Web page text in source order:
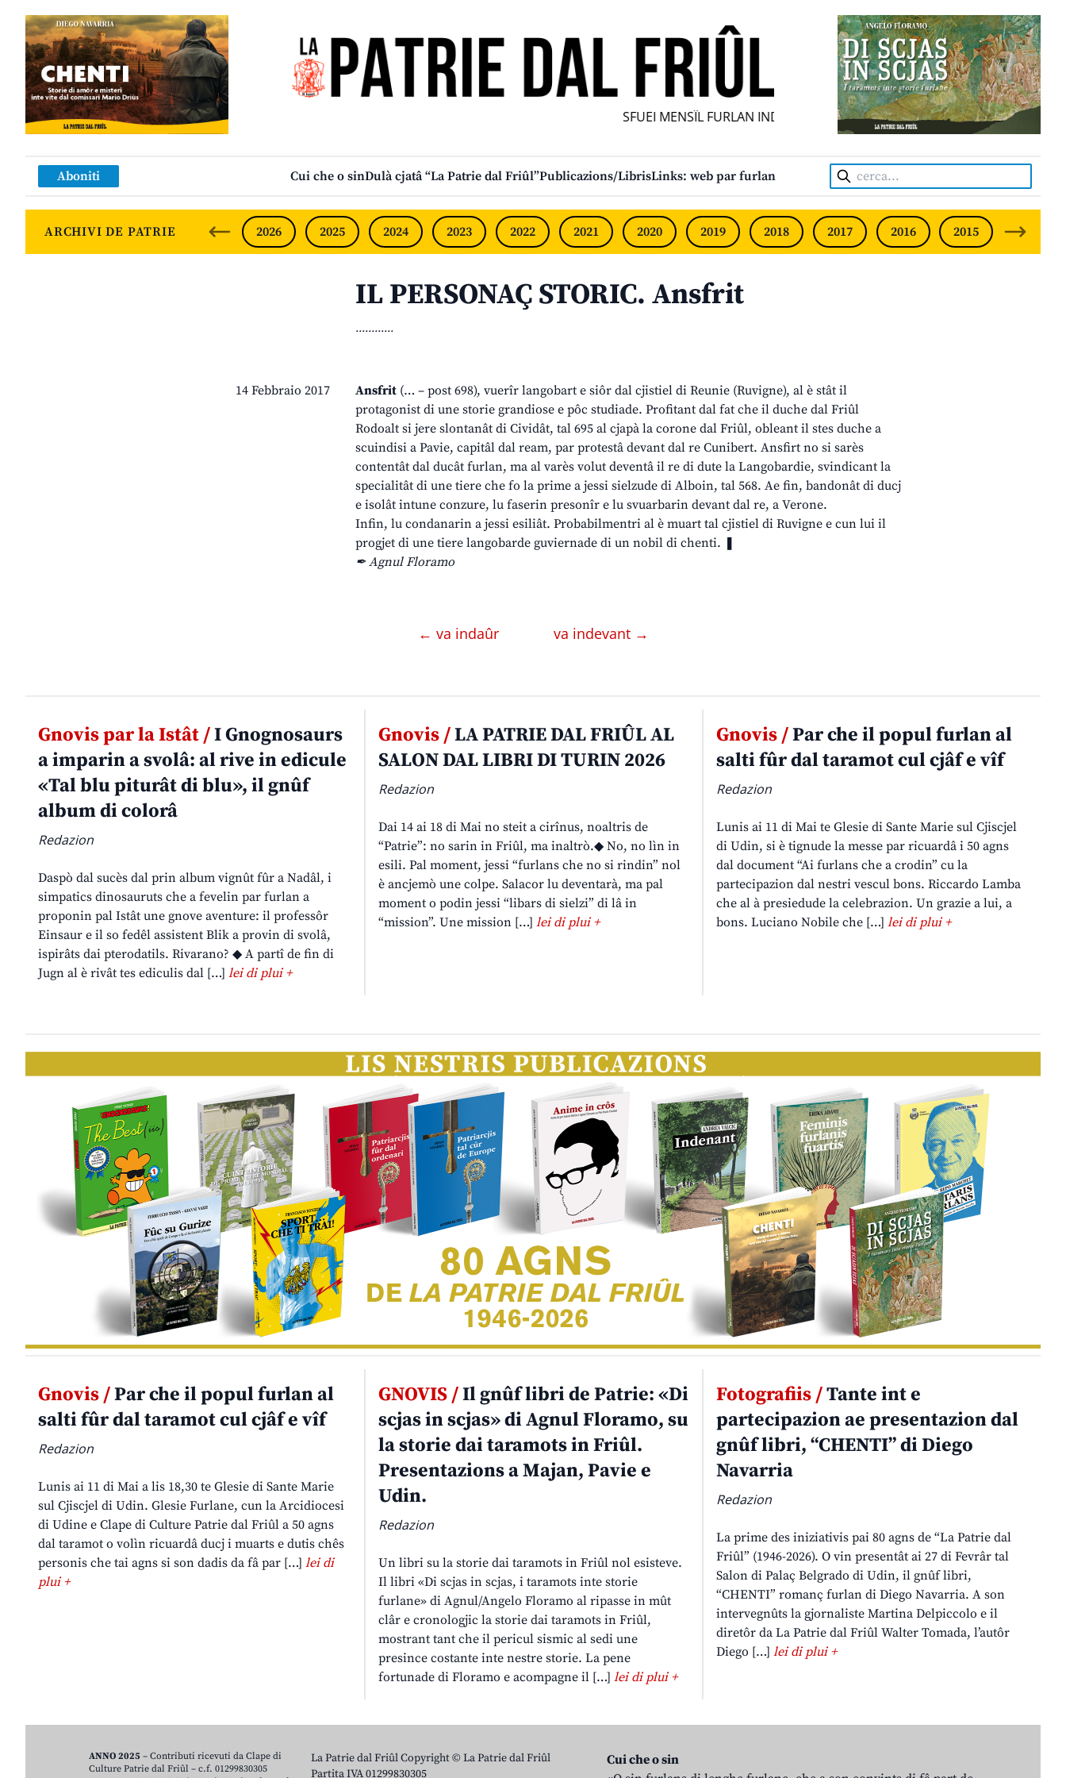
SFUEI MENSÎL FURLAN INDIPENDENT • INDEPENDENT FRIULIAN MONTHLY
Aboniti Cui che o sinDulà cjatâ “La Patrie dal Friûl”Publicazions/LibrisLinks: web par furlan Cerca:
ARCHIVI DE PATRIE 2026 2025 2024 2023 2022 2021 2020 2019 2018 2017 2016 2015 2014
IL PERSONAÇ STORIC. Ansfrit
............
14 Febbraio 2017 Ansfrit (… – post 698), vuerîr langobart e siôr dal cjistiel di Reunie (Ruvigne), al è stât il
protagonist di une storie grandiose e pôc studiade. Profitant dal fat che il duche dal Friûl
Rodoalt si jere slontanât di Cividât, tal 695 al cjapà la corone dal Friûl, obleant il stes duche a
scuindisi a Pavie, capitâl dal ream, par protestâ devant dal re Cunibert. Ansfirt no si sarès
contentât dal ducât furlan, ma al varès volut deventâ il re di dute la Langobardie, svindicant la
specialitât di une tiere che fo la prime a jessi sielzude di Alboin, tal 568. Ae fin, bandonât di ducj
e isolât intune conzure, lu faserin presonîr e lu svuarbarin devant dal re, a Verone.
Infin, lu condanarin a jessi esiliât. Probabilmentri al è muart tal cjistiel di Ruvigne e cun lui il
progjet di une tiere langobarde guviernade di un nobil di chenti. ❚
✒ Agnul Floramo
← va indaûr va indevant →
Gnovis par la Istât /I Gnognosaurs
a imparin a svolâ: al rive in edicule
«Tal blu piturât di blu», il gnûf
album di colorâ
Redazion
Daspò dal sucès dal prin album vignût fûr a Nadâl, i
simpatics dinosauruts che a fevelin par furlan a
proponin pal Istât une gnove aventure: il professôr
Einsaur e il so fedêl assistent Blik a provin di svolâ,
ispirâts dai pterodatils. Rivarano? ◆ A partî de fin di
Jugn al è rivât tes ediculis dal […] lei di plui +
Gnovis /LA PATRIE DAL FRIÛL AL
SALON DAL LIBRI DI TURIN 2026
Redazion
Dai 14 ai 18 di Mai no steit a cirînus, noaltris de
“Patrie”: no sarin in Friûl, ma inaltrò.◆ No, no lìn in
esili. Pal moment, jessi “furlans che no si rindin” nol
è ancjemò une colpe. Salacor lu deventarà, ma pal
moment o podin jessi “libars di sielzi” di lâ in
“mission”. Une mission […] lei di plui +
Gnovis /Par che il popul furlan al
salti fûr dal taramot cul cjâf e vîf
Redazion
Lunis ai 11 di Mai te Glesie di Sante Marie sul Cjiscjel
di Udin, si è tignude la messe par ricuardâ i 50 agns
dal document “Ai furlans che a crodin” cu la
partecipazion dal nestri vescul bons. Riccardo Lamba
che al à presiedude la celebrazion. Un grazie a lui, a
bons. Luciano Nobile che […]lei di plui +
Gnovis /Par che il popul furlan al
salti fûr dal taramot cul cjâf e vîf
Redazion
Lunis ai 11 di Mai a lis 18,30 te Glesie di Sante Marie
sul Cjiscjel di Udin. Glesie Furlane, cun la Arcidiocesi
di Udine e Clape di Culture Patrie dal Friûl a 50 agns
dal taramot o volìn ricuardâ ducj i muarts e dutis chês
personis che tai agns si son dadis da fâ par […] lei di
plui +
GNOVIS /Il gnûf libri de Patrie: «Di
scjas in scjas» di Agnul Floramo, su
la storie dai taramots in Friûl.
Presentazions a Majan, Pavie e
Udin.
Redazion
Un libri su la storie dai taramots in Friûl nol esisteve.
Il libri «Di scjas in scjas, i taramots inte storie
furlane» di Agnul/Angelo Floramo al ripasse in mût
clâr e cronologjic la storie dai taramots in Friûl,
mostrant tant che il pericul sismic al sedi une
presince costante inte nestre storie. La pene
fortunade di Floramo e acompagne il […] lei di plui +
Fotografiis /Tante int e
partecipazion ae presentazion dal
gnûf libri, “CHENTI” di Diego
Navarria
Redazion
La prime des iniziativis pai 80 agns de “La Patrie dal
Friûl” (1946-2026). O vin presentât ai 27 di Fevrâr tal
Salon di Palaç Belgrado di Udin, il gnûf libri,
“CHENTI” romanç furlan di Diego Navarria. A son
intervegnûts la gjornaliste Martina Delpiccolo e il
diretôr da La Patrie dal Friûl Walter Tomada, l’autôr
Diego […]lei di plui +
La Patrie dal Friûl Copyright © La Patrie dal Friûl
Partita IVA 01299830305
Cui che o sin
ANNO 2025 – Contributi ricevuti da Clape di
Culture Patrie dal Friûl – c.f. 01299830305